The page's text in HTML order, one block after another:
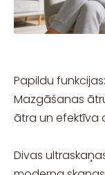
Papildu funkcijas:
Mazgāšanas
ātra un efektīva
Divas